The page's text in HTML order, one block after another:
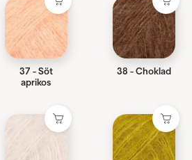
37 - Söt
aprikos
38 - Choklad